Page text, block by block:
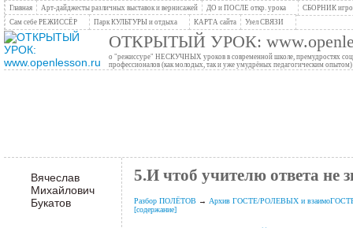
Главная Арт-дайджесты различных выставок и вернисажей ДО и ПОСЛЕ откр. урока
СБОРНИК
Сам себе РЕЖИССЁР
Парк КУЛЬТУРЫ и отдыха КАРТА сайта Узел СВЯЗИ
ОТКРЫТЫЙ УРОК:
о "режиссуре" НЕСКУЧНЫХ уроков в современной школе, премудростях
профессионалов (как молодых, так и уже умудрёных педагогическим опытом)
Вячеслав
Михайлович
Букатов
5.И чтоб учителю ответа не
Разбор ПОЛЁТОВ→ Архив ГОСТЕ/РОЛЕВЫХ и
[содержание]